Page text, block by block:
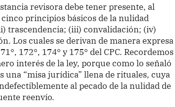
revisora debe tener presente, al
principios básicos de la nulidad
trascendencia; (iii) convalidación; (iv)
Los cuales se derivan de manera expresa
172°, 174° y 175° del CPC. Recordemos
interés de la ley, porque como lo señaló
una “misa jurídica” llena de rituales, cuya
al pecado de la nulidad de
reenvío.